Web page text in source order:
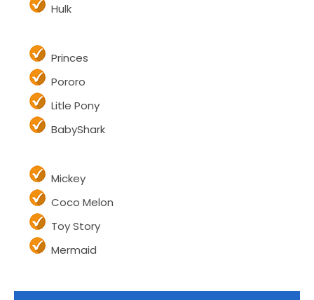
Hulk
Princes
Pororo
Litle Pony
BabyShark
Mickey
Coco Melon
Toy Story
Mermaid